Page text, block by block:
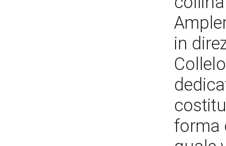
in
forma